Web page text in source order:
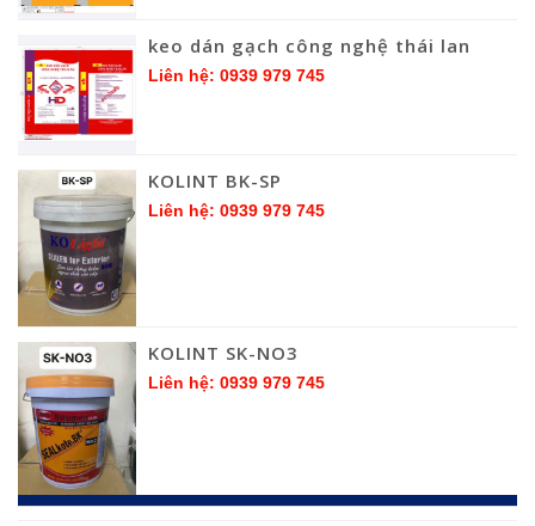
keo dán gạch công nghệ thái lan
Liên hệ: 0939 979 745
KOLINT BK-SP
Liên hệ: 0939 979 745
KOLINT SK-NO3
Liên hệ: 0939 979 745